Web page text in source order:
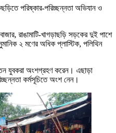
পরিষ্কার-পরিচ্ছন্নতা অভিযান ও
রাঙামাটি-খাগড়াছড়ি সড়কের দুই পাশে
২ মণের অধিক প্লাস্টিক, পলিথিন
যুবকরা অংশগ্রহণ করেন। এছাড়া
কর্মসূচিতে অংশ নেন।